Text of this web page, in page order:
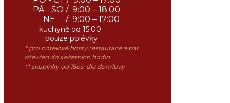
PÁ - SO / 9:00 – 18:00
NE / 9:00 – 17:00
kuchyně od 15:00
pouze polévky
* pro hotelové hosty restaurace a bar
otevřen do večerních hodin
** skupinky od 15os. dle domluvy